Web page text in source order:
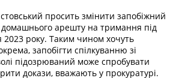
просить змінити запобіжний
домашнього арешту на тримання під
року. Таким чином хочуть
запобігти спілкуванню зі
підозрюваний може спробувати
докази, вважають у прокуратурі.